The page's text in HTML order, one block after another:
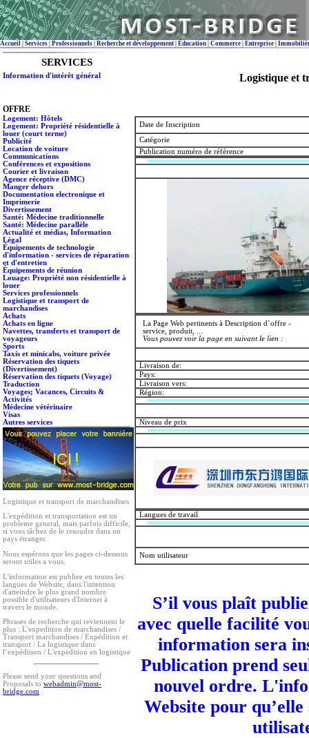
Accueil Services Professionnels Recherche et développement Éducation Commerce Entreprise
SERVICES
Information d'intérêt général
OFFRE
Logement: Hôtels
Logement: Propriété résidentielle à
louer (court terme)
Publicité
Location de voiture
Communications
Conférences et expositions
Courier et livraison
Agence réceptive (DMC)
Manger dehors
Documentation electronique et
Imprimerie
Divertissement
Santé: Médecine traditionnelle
Santé: Médecine parallèle
Actualité et médias, Information
Légal
Équipements de technologie
d'information - services de réparation
et d'entretien
Équipements de réunion
Louage: Propriété non résidentielle à
louer
Services professionnels
Logistique et transport de
marchandises
Achats
Achats en ligne
Navettes, transferts et transport de
voyageurs
Sports
Taxis et minicabs, voiture privée
Réservation des tiquets
(Divertissement)
Réservation des tiquets (Voyage)
Traduction
Voyages; Vacances, Circuits &
Activités
Médecine vétérinaire
Visas
Autres services
Logistique et transport de marchandises
L'expédition et transportation est un
probleme general, mais parfois difficile,
si vous tâchez de le resoudre dans un
pays étranger.
Nous espérons que les pages ci-dessous
seront utiles a vous.
L'information est publiee en toutes les
langues de Website, dans l'intention
d'atteindre le plus grand nombre
possible d'utilisateurs d'Internet à
travers le monde.
Phrases de recherche qui reviennent le
plus : L'expedition de marchandises /
Transport marchandises / Expédition et
transport / La logistique dans
l‘expédition / L'expedition en logistique
Please send your questions and
Proposals to webadmin@most-
bridge.com
Logistique et
Date de Inscription
Catégorie
Publication numéro de référence
La Page Web pertinents à Description d`offre -
service, produit, ...
Vous pouvez voir la page en suivant le lien :
Livraison de:
Pays:
Livraison vers:
Région:
Niveau de prix
Langues de travail
Nom utilisateur
S’il vous plaît
avec quelle facilité
information sera
Publication prend
nouvel ordre.
Website pour